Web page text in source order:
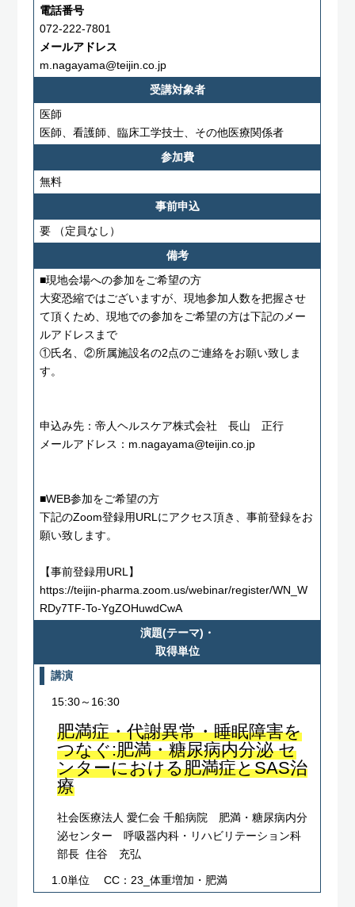
電話番号
072-222-7801
メールアドレス
m.nagayama@teijin.co.jp
受講対象者
医師
医師、看護師、臨床工学技士、その他医療関係者
参加費
無料
事前申込
要
（定員なし）
備考
■現地会場への参加をご希望の方
大変恐縮ではございますが、現地参加人数を把握させ
て頂くため、現地での参加をご希望の方は下記のメー
ルアドレスまで
①氏名、②所属施設名の2点のご連絡をお願い致しま
す。
申込み先：帝人ヘルスケア株式会社 長山 正行
メールアドレス：m.nagayama@teijin.co.jp
■WEB参加をご希望の方
下記のZoom登録用URLにアクセス頂き、事前登録をお
願い致します。
【事前登録用URL】
https://teijin-pharma.zoom.us/webinar/register/WN_W
RDy7TF-To-YgZOHuwdCwA
演題(テーマ)・
取得単位
講演
15:30～16:30
肥満症・代謝異常・睡眠障害を
つなぐ:肥満・糖尿病内分泌 セ
ンターにおける肥満症とSAS治
療
社会医療法人 愛仁会 千船病院 肥満・糖尿病内分
泌センター 呼吸器内科・リハビリテーション科
部⾧ 住谷 充弘
1.0単位 CC：23_体重増加・肥満